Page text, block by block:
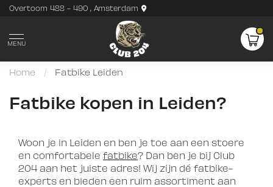
Overtoom 488 - 490 , Amsterdam
MENU
Home / Fatbike Leiden
Fatbike kopen in Leiden?
Woon je in Leiden en ben je toe aan een stoere
en comfortabele fatbike? Dan ben je bij Club
204 aan het juiste adres! Wij zijn dé fatbike-
experts en bieden een ruim assortiment aan